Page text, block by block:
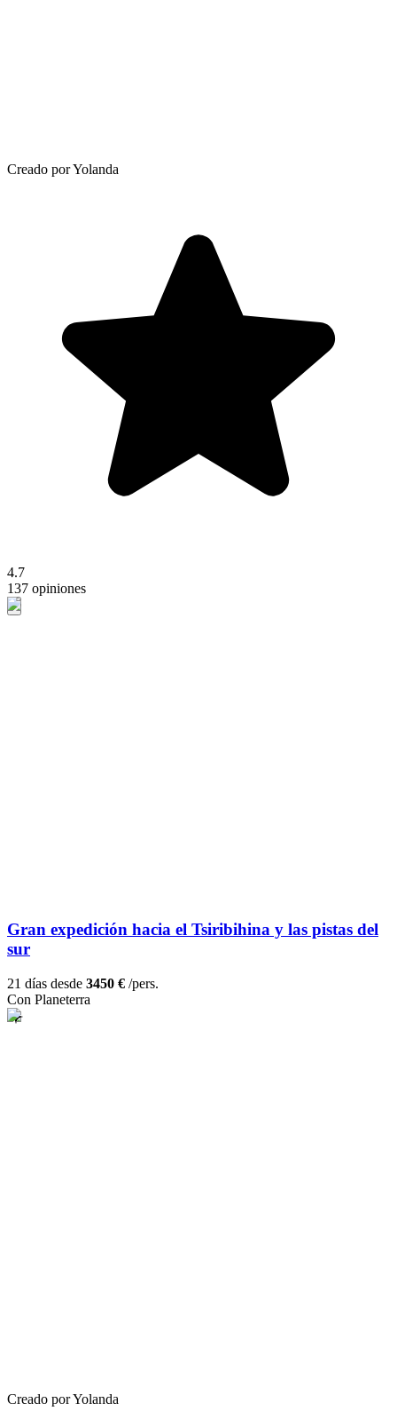
Creado por Yolanda
4.7
137 opiniones
Gran expedición hacia el Tsiribihina y las pistas del
sur
21 días desde 3450 € /pers.
Con Planeterra
Creado por Yolanda